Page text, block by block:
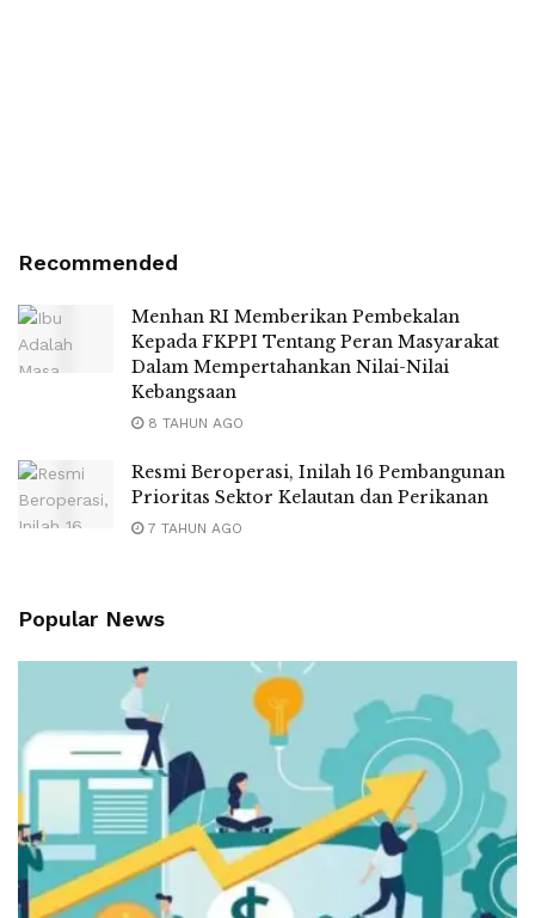
Recommended
Menhan RI Memberikan Pembekalan
Kepada FKPPI Tentang Peran Masyarakat
Dalam Mempertahankan Nilai-Nilai
Kebangsaan
8 TAHUN AGO
Resmi Beroperasi, Inilah 16 Pembangunan
Prioritas Sektor Kelautan dan Perikanan
7 TAHUN AGO
Popular News